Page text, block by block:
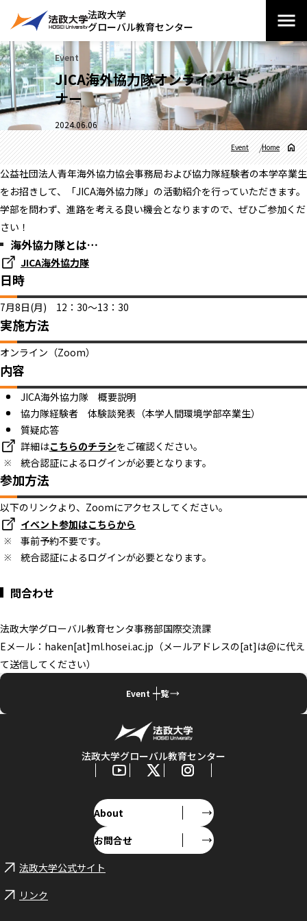
法政大学
グローバル教育センター
Event
JICA海外協力隊オンラインセミ
ナー
2024.06.06
Home
Event
公益社団法人青年海外協力協会事務局および協力隊経験者の本学卒業生
をお招きして、「JICA海外協力隊」の活動紹介を行っていただきます。
学部を問わず、進路を考える良い機会となりますので、ぜひご参加くだ
さい！
海外協力隊とは…
JICA海外協力隊
日時
7月8日(月) 12：30～13：30
実施方法
オンライン（Zoom）
内容
JICA海外協力隊 概要説明
協力隊経験者 体験談発表（本学人間環境学部卒業生）
質疑応答
詳細はこちらのチラシをご確認ください。
統合認証によるログインが必要となります。
参加方法
以下のリンクより、Zoomにアクセスしてください。
イベント参加はこちらから
事前予約不要です。
統合認証によるログインが必要となります。
問合わせ
法政大学グローバル教育センタ事務部国際交流課
Eメール：haken[at]ml.hosei.ac.jp（メールアドレスの[at]は@に代え
て送信してください）
Event 一覧
法政大学グローバル教育センター
About
お問合せ
法政大学公式サイト
リンク